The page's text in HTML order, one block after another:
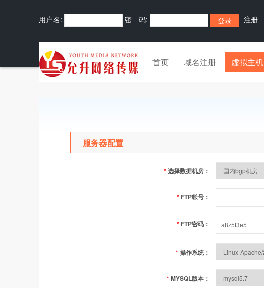
用户名: 密 码: 注册
首页 域名注册 虚拟主机
服务器配置
*选择数据机房：
* FTP帐号：
* FTP密码：
*操作系统：
*MYSQL版本：